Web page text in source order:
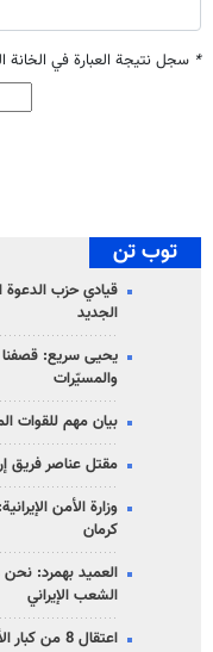
* سجل نتيجة العبارة في الخانة
توب تن
قيادي حزب الدعوة
الجديد
يحيى سريع: قصفنا
والمسيّرات
بيان مهم للقوات
مقتل عناصر فريق
كرمان
العميد بهمرد: نحن
الشعب الإيراني
اعتقال 8 من كبار الأشرار المسلحين ومنتسبي الجماعات الإرهابية